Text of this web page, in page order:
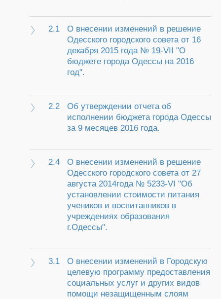
2.1
О внесении изменений в решение
Одесского городского совета от 16
декабря 2015 года № 19-VII "О
бюджете города Одессы на 2016
год".
2.2
Об утверждении отчета об
исполнении бюджета города Одессы
за 9 месяцев 2016 года.
2.4
О внесении изменений в решение
Одесского городского совета от 27
августа 2014года № 5233-VI "Об
установлении стоимости питания
учеников и воспитанников в
учреждениях образования
г.Одессы".
3.1
О внесении изменений в Городскую
целевую программу предоставления
социальных услуг и других видов
помощи незащищенным слоям